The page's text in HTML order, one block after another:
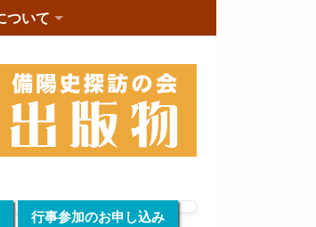
ついて
行事参加のお申し込み